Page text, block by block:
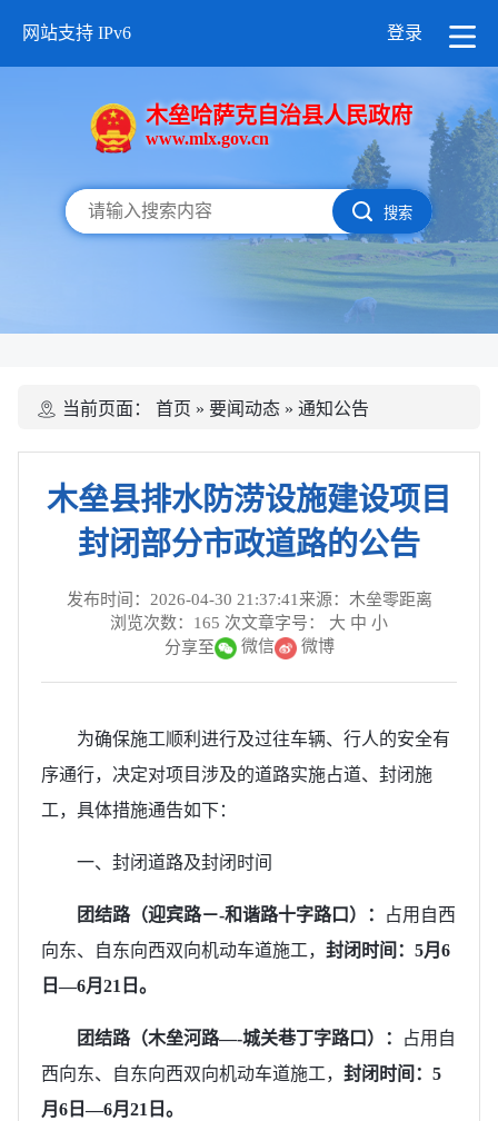
网站支持 IPv6 登录
木垒哈萨克自治县人民政府
www.mlx.gov.cn
搜索
当前页面： 首页 » 要闻动态 » 通知公告
木垒县排水防涝设施建设项目
封闭部分市政道路的公告
发布时间：2026-04-30 21:37:41 来源：木垒零距离
浏览次数： 165 次文章字号： 大 中 小
分享至
微信 微博
为确保施工顺利进行及过往车辆、行人的安全有
序通行，决定对项目涉及的道路实施占道、封闭施
工，具体措施通告如下：
一、封闭道路及封闭时间
团结路（迎宾路－-和谐路十字路口）：
占用自西
向东、自东向西双向机动车道施工， 封闭时间： 5月6
日—6月21日。
团结路（木垒河路—-城关巷丁字路口）：
占用自
西向东、自东向西双向机动车道施工， 封闭时间： 5
月6日—6月21日。